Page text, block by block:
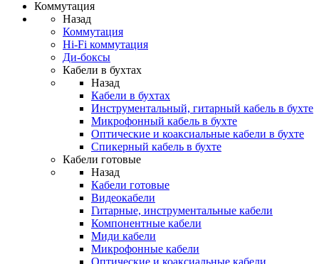
Коммутация
Назад
Коммутация
Hi-Fi коммутация
Ди-боксы
Кабели в бухтах
Назад
Кабели в бухтах
Инструментальный, гитарный кабель в бухте
Микрофонный кабель в бухте
Оптические и коаксиальные кабели в бухте
Спикерный кабель в бухте
Кабели готовые
Назад
Кабели готовые
Видеокабели
Гитарные, инструментальные кабели
Компонентные кабели
Миди кабели
Микрофонные кабели
Оптические и коаксиальные кабели